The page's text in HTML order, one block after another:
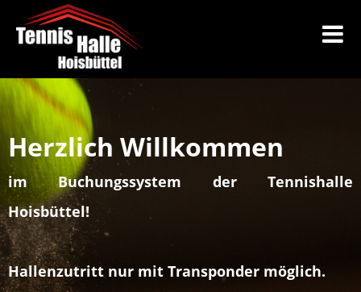
Herzlich Willkommen
im Buchungssystem der Tennishalle
Hoisbüttel!
Hallenzutritt nur mit Transponder möglich.